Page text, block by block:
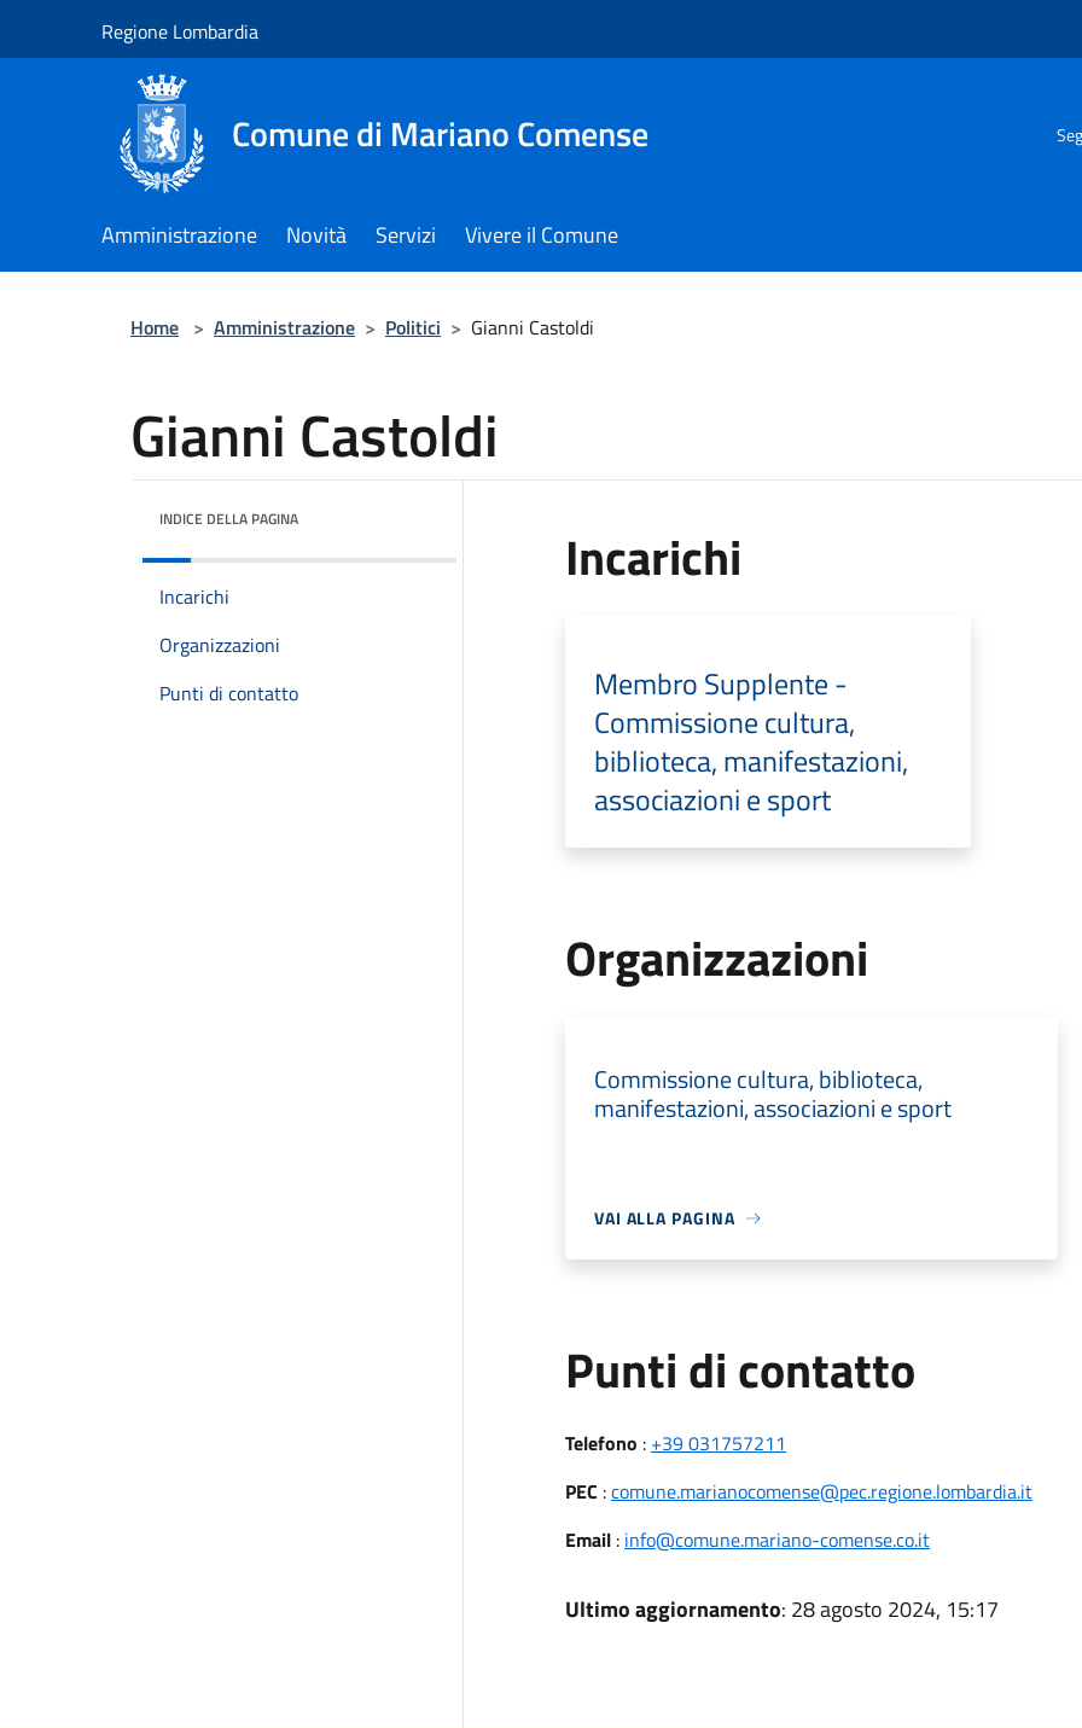
Regione Lombardia
Comune di Mariano Comense
Amministrazione Novità Servizi Vivere il Comune
Home > Amministrazione > Politici > Gianni Castoldi
Gianni Castoldi
INDICE DELLA PAGINA
Incarichi
Organizzazioni
Punti di contatto
Incarichi
Membro Supplente -
Commissione cultura,
biblioteca, manifestazioni,
associazioni e sport
Organizzazioni
Commissione cultura, biblioteca,
manifestazioni, associazioni e sport
VAI ALLA PAGINA
Punti di contatto
Telefono : +39 031757211
PEC :comune.marianocomense@pec.regione.lombardia.it
Email: info@comune.mariano-comense.co.it
Ultimo aggiornamento: 28 agosto 2024, 15:17